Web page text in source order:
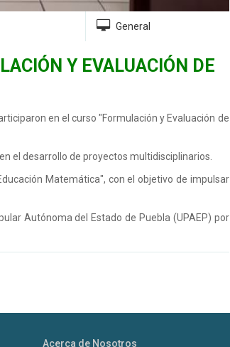
General
Y EVALUACIÓN DE
en el curso "Formulación y Evaluación de
el desarrollo de proyectos multidisciplinarios.
Matemática", con el objetivo de impulsar
Autónoma del Estado de Puebla (UPAEP) por
Acerca de Nosotros